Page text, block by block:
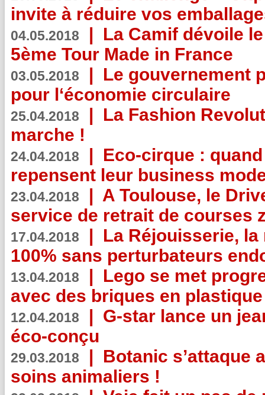
invite à réduire vos
04.05.2018 | La Camif dévoile
5ème Tour Made in France
03.05.2018 | Le gouvernement
pour l‘économie circulaire
25.04.2018 | La Fashion
marche !
24.04.2018 | Eco-cirque :
repensent leur business
23.04.2018 | A Toulouse, le
service de retrait de courses
17.04.2018 | La Réjouisserie,
100% sans perturbateurs
13.04.2018 | Lego se met
avec des briques en
12.04.2018 | G-star lance un
éco-conçu
29.03.2018 | Botanic s’attaque
soins animaliers !